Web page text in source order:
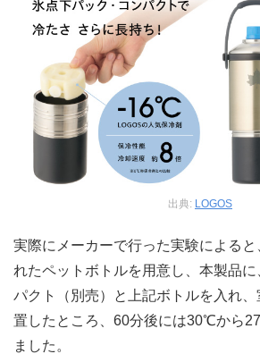
出典: LOGOS
実際にメーカーで行った実験による
れたペットボトルを用意し、本製品
パクト（別売）と上記ボトルを入れ
置したところ、60分後には30℃から
ました。